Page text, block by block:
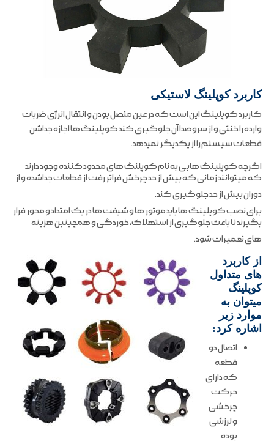
کاربرد کوپلینگ لاستیکی
کاربرد کوپلینگ این است که در عین متصل بودن و انتقال انرژی ضربات
وارده را خنثی و از سروصدا آن جلوگیری کند کوپلینگ ها اجازه جداشن
قطعات سیستم را از یکدیگر نمیدهد.
اگرچه کوپلینگ هایی به نام کوپلنگ های محدود کننده وجود دارند
که میتوانند زمانی که بیش از حد چرخش فراتر رفت از قطعات جداشده و از
دوران بیش از حد جلوگیری کند.
برای نصب کوپلینگ ها باید موتور ها و شیفت ها در یک امتداد و محور قرار
بگیرند تا باعث جلوگیری از استهلاک، خوردگی و همچینین هزینه
های تعمیرات شود.
از کاربرد
های متداول
کوپلینگ
میتوان به
موارد زیر
اشاره کرد:
اتصال دو
قطعه
که دارای
حرکت
چرخشی
و لرزشی
بوده